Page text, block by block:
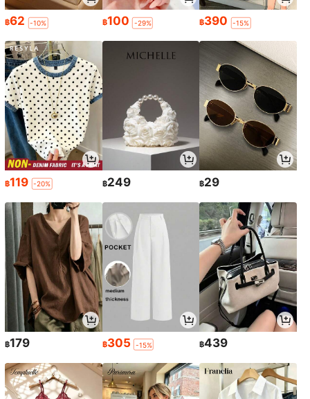
฿62 -10% ฿100 -29% ฿390 -15%
฿119 -20% ฿249 ฿29
฿179 ฿305 -15% ฿439